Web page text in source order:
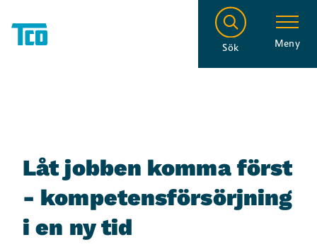
Sök Meny
Låt jobben komma först
- kompetensförsörjning
i en ny tid